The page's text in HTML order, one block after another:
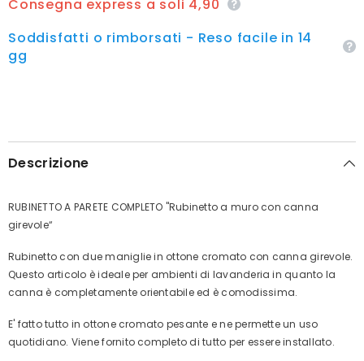
Consegna express a soli 4,90
Soddisfatti o rimborsati - Reso facile in 14
gg
Descrizione
RUBINETTO A PARETE COMPLETO "Rubinetto a muro con canna
girevole“
Rubinetto con due maniglie in ottone cromato con canna girevole.
Questo articolo è ideale per ambienti di lavanderia in quanto la
canna è completamente orientabile ed è comodissima.
E' fatto tutto in ottone cromato pesante e ne permette un uso
quotidiano. Viene fornito completo di tutto per essere installato.